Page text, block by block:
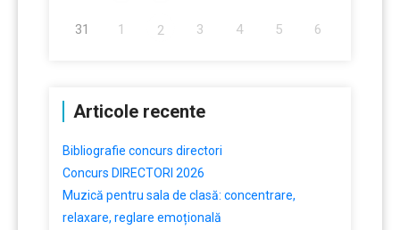
31 1 2 3 4 5 6
Articole recente
Bibliografie concurs directori
Concurs DIRECTORI 2026
Muzică pentru sala de clasă: concentrare,
relaxare, reglare emoțională